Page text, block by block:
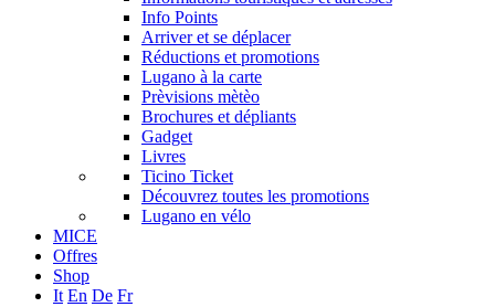
Info Points
Arriver et se déplacer
Réductions et promotions
Lugano à la carte
Prèvisions mètèo
Brochures et dépliants
Gadget
Livres
Ticino Ticket
Découvrez toutes les promotions
Lugano en vélo
MICE
Offres
Shop
It En De Fr